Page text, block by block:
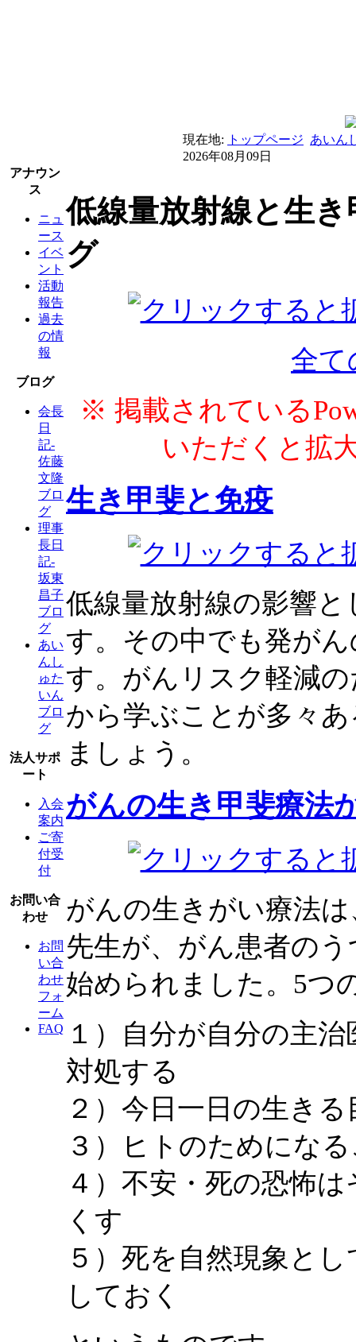
現在地: トップページ あいん
2026年08月09日
アナウン
ス
ニュ
ース
イベ
ント
活動
報告
過去
の情
報
ブログ
会長
日
記-
佐藤
文隆
ブロ
グ
理事
長日
記-
坂東
昌子
ブロ
グ
あい
んし
ゅた
いん
ブロ
グ
法人サポ
ート
入会
案内
ご寄
付受
付
お問い合
わせ
お問
い合
わせ
フォ
ーム
FAQ
低線量放射線と生
グ
全て
※ 掲載されている
いただくと拡
生き甲斐と免疫
低線量放射線の影響
す。その中でも発が
す。がんリスク軽減
から学ぶことが多々
ましょう。
がんの生き甲斐療法
がんの生きがい療法
先生が、がん患者の
始められました。5つ
１）自分が自分の主
対処する
２）今日一日の生き
３）ヒトのためにな
４）不安・死の恐怖
くす
５）死を自然現象と
しておく